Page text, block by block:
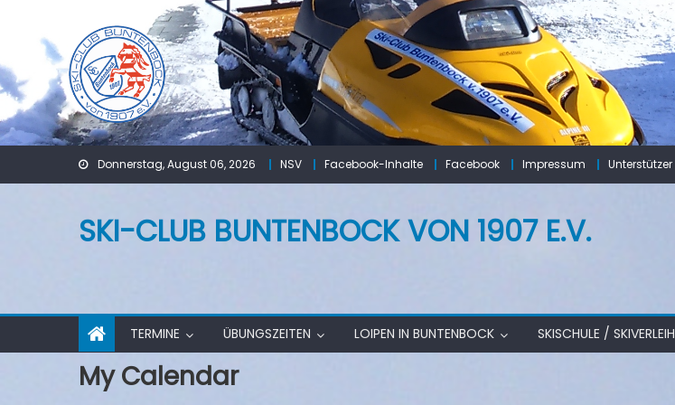
content
Donnerstag, August 06, 2026 NSV Facebook-Inhalte Facebook Impressum Unterstützer
SKI-CLUB BUNTENBOCK VON 1907 E.V.
TERMINE ÜBUNGSZEITEN LOIPEN IN BUNTENBOCK SKISCHULE / SKIVERLEIH
My Calendar